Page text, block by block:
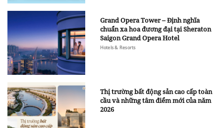
Grand Opera Tower – Định nghĩa
chuẩn xa hoa đương đại tại Sheraton
Saigon Grand Opera Hotel
Hotels & Resorts
Thị trường bất động sản cao cấp toàn
cầu và những tâm điểm mới của năm
2026